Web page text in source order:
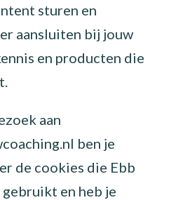
sturen en
aansluiten bij jouw
en producten die
aan
ben je
de cookies die Ebb
en heb je